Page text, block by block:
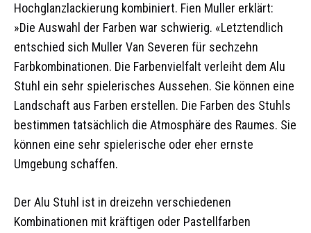
Hochglanzlackierung kombiniert. Fien Muller erklärt:
»Die Auswahl der Farben war schwierig. «Letztendlich
entschied sich Muller Van Severen für sechzehn
Farbkombinationen. Die Farbenvielfalt verleiht dem Alu
Stuhl ein sehr spielerisches Aussehen. Sie können eine
Landschaft aus Farben erstellen. Die Farben des Stuhls
bestimmen tatsächlich die Atmosphäre des Raumes. Sie
können eine sehr spielerische oder eher ernste
Umgebung schaffen.
Der Alu Stuhl ist in dreizehn verschiedenen
Kombinationen mit kräftigen oder Pastellfarben